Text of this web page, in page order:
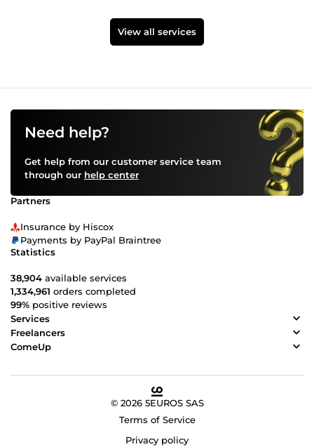
View all services
Need help?
Get help from our customer service team
through our help center
Partners
Insurance by Hiscox
Payments by PayPal Braintree
Statistics
38,904 available services
1,334,961 orders completed
99% positive reviews
Services
Freelancers
ComeUp
© 2026 5EUROS SAS
Terms of Service
Privacy policy